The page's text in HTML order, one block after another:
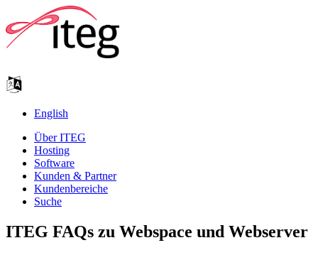
English
Über ITEG
Hosting
Software
Kunden & Partner
Kundenbereiche
Suche
ITEG FAQs zu Webspace und Webserver